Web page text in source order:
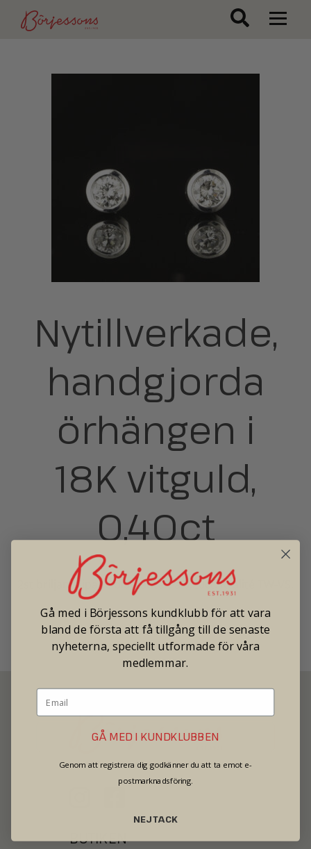
Nytillverkade,
handgjorda
örhängen i
18K vitguld,
0,40ct
2st briljantslipade diamanter, á 0,20ct. Kvalité TW-VS.
Pris: 17 900
SECOND HAND - JEWELRY - WATCHES
BUTIKEN
Gå med i Börjessons kundklubb för att vara
bland de första att få tillgång till de senaste
nyheterna, speciellt utformade för våra
medlemmar.
GÅ MED I KUNDKLUBBEN
Genom att registrera dig godkänner du att ta emot e-
postmarknadsföring.
NEJ TACK